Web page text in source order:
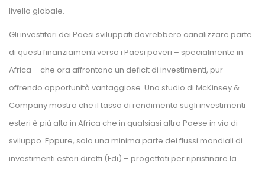
livello globale.
Gli investitori dei Paesi sviluppati dovrebbero canalizzare parte
di questi finanziamenti verso i Paesi poveri – specialmente in
Africa – che ora affrontano un deficit di investimenti, pur
offrendo opportunità vantaggiose. Uno studio di McKinsey &
Company mostra che il tasso di rendimento sugli investimenti
esteri è più alto in Africa che in qualsiasi altro Paese in via di
viluppo. Eppure, solo una minima parte dei flussi mondiali di
investimenti esteri diretti (Fdi) – progettati per ripristinare la